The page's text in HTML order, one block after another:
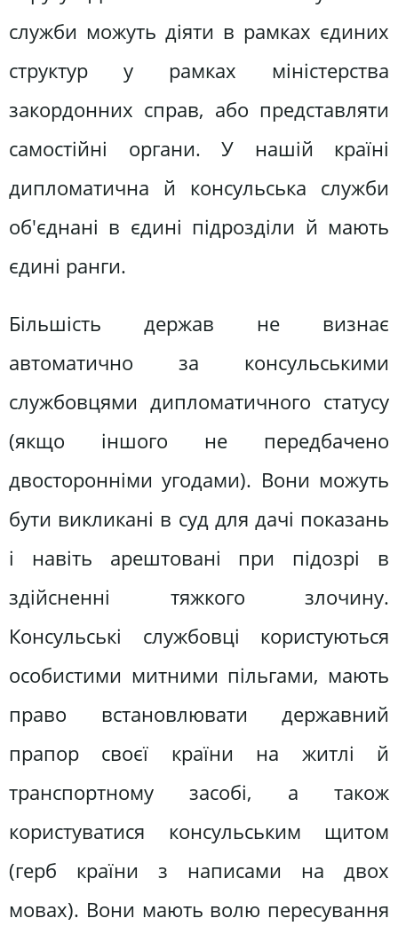
служби можуть діяти в рамках єдиних
структур у рамках міністерства
закордонних справ, або представляти
самостійні органи. У нашій країні
дипломатична й консульська служби
об'єднані в єдині підрозділи й мають
єдині ранги.
Більшість держав не визнає
автоматично за консульськими
службовцями дипломатичного статусу
(якщо іншого не передбачено
двосторонніми угодами). Вони можуть
бути викликані в суд для дачі показань
і навіть арештовані при підозрі в
здійсненні тяжкого злочину.
Консульські службовці користуються
особистими митними пільгами, мають
право встановлювати державний
прапор своєї країни на житлі й
транспортному засобі, а також
користуватися консульським щитом
(герб країни з написами на двох
мовах). Вони мають волю пересування